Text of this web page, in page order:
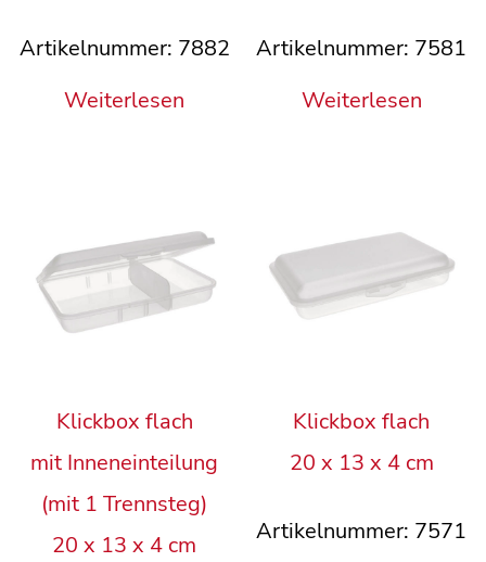
Artikelnummer: 7581
Weiterlesen
Artikelnummer: 7882
Weiterlesen
Klickbox flach
20 x 13 x 4 cm
Artikelnummer: 7571
Klickbox flach
mit Inneneinteilung
(mit 1 Trennsteg)
20 x 13 x 4 cm